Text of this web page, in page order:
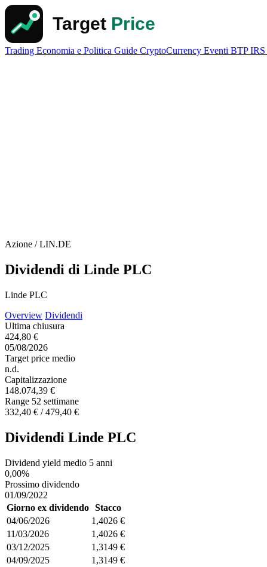
Trading Economia e Politica Guide CryptoCurrency Eventi BTPIRS
Azione / LIN.DE
Dividendi di Linde PLC
Linde PLC
Overview Dividendi
Ultima chiusura
424,80 €
05/08/2026
Target price medio
n.d.
Capitalizzazione
148.074,39 €
Range 52 settimane
332,40 € / 479,40 €
Dividendi Linde PLC
Dividend yield medio 5 anni
0,00%
Prossimo dividendo
01/09/2022
Giorno ex dividendo Stacco
04/06/2026
1,4026 €
11/03/2026
1,4026 €
03/12/2025
1,3149 €
04/09/2025
1,3149 €